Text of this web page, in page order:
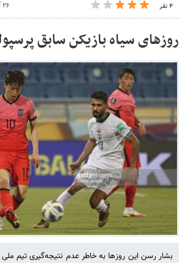
۴ نفر ۲۶ آبان ۱۴۰۰ - ۰۰:۱۲
روزهای سیاه بازیکن سابق
بشار رسن این روزها به خاطر عدم نتیجه‌گیری تیم